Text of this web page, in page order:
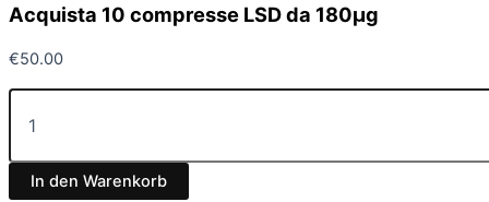
Acquista 10 compresse LSD da 180µg
€50.00
In den Warenkorb